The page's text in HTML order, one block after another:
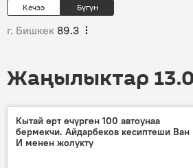
Кечээ Бүгүн
г. Бишкек 89.3
Жаңылыктар
Кытай өрт өчүргөн 100 автоунаа
бермекчи. Айдарбеков кесиптеши Ван
И менен жолукту